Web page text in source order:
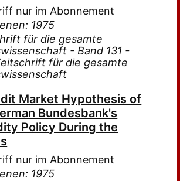
nur im Abonnement
1975
für die gesamte
- Band 131 -
für die gesamte
Market Hypothesis of
Bundesbank's
Policy During the
nur im Abonnement
1975